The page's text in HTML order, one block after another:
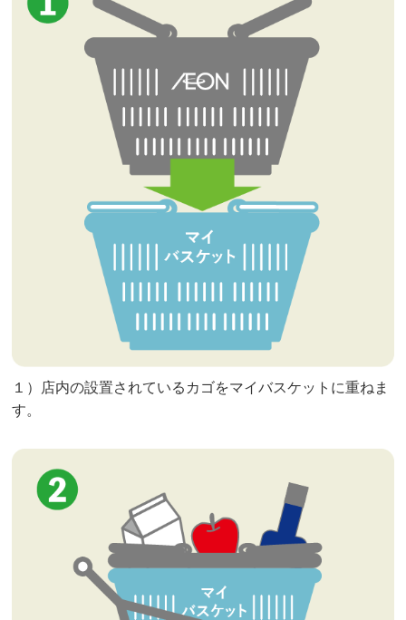
１）店内の設置されているカゴをマイバスケットに重ねま
す。